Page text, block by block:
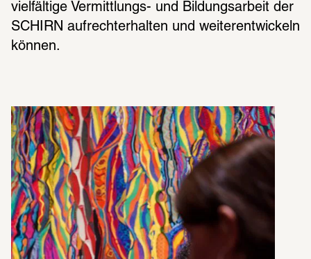
vielfältige Vermittlungs- und Bildungsarbeit der
SCHIRN aufrechterhalten und weiterentwickeln
können.